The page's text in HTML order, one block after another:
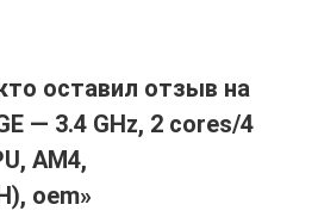
оставил отзыв на
— 3.4 GHz, 2 cores/4
AM4,
oem»